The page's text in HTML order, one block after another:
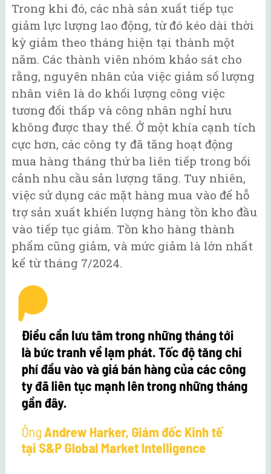
Trong khi đó, các nhà sản xuất tiếp tục
giảm lực lượng lao động, từ đó kéo dài thời
kỳ giảm theo tháng hiện tại thành một
năm. Các thành viên nhóm khảo sát cho
rằng, nguyên nhân của việc giảm số lượng
nhân viên là do khối lượng công việc
tương đối thấp và công nhân nghỉ hưu
không được thay thế. Ở một khía cạnh tích
cực hơn, các công ty đã tăng hoạt động
mua hàng tháng thứ ba liên tiếp trong bối
cảnh nhu cầu sản lượng tăng. Tuy nhiên,
việc sử dụng các mặt hàng mua vào để hỗ
trợ sản xuất khiến lượng hàng tồn kho đầu
vào tiếp tục giảm. Tồn kho hàng thành
phẩm cũng giảm, và mức giảm là lớn nhất
kể từ tháng 7/2024.